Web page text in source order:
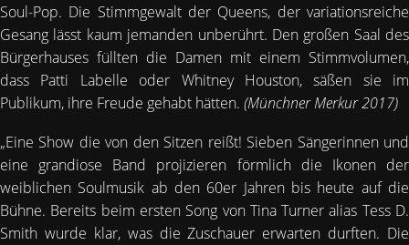
Soul-Pop. Die Stimmgewalt der Queens, der variationsreiche
Gesang lässt kaum jemanden unberührt. Den großen Saal des
Bürgerhauses füllten die Damen mit einem Stimmvolumen,
dass Patti Labelle oder Whitney Houston, säßen sie im
Publikum, ihre Freude gehabt hätten. (Münchner Merkur 2017)
„Eine Show die von den Sitzen reißt! Sieben Sängerinnen und
eine grandiose Band projizieren förmlich die Ikonen der
weiblichen Soulmusik ab den 60er Jahren bis heute auf die
Bühne. Bereits beim ersten Song von Tina Turner alias Tess D.
Smith wurde klar, was die Zuschauer erwarten durften. Die